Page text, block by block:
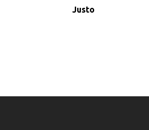
Justo